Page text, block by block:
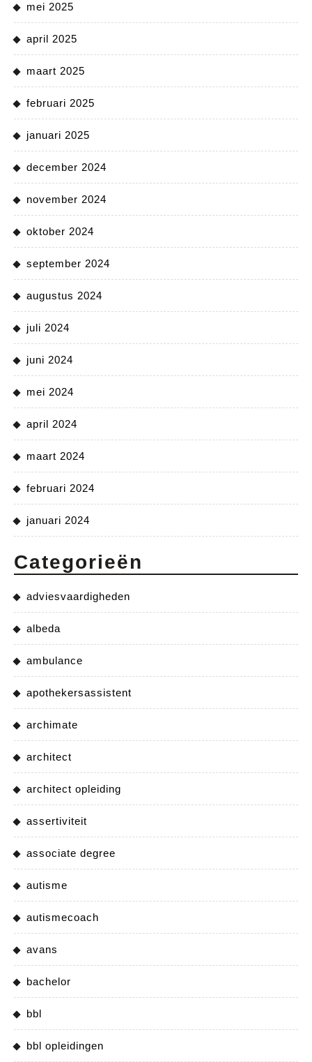
mei 2025
april 2025
maart 2025
februari 2025
januari 2025
december 2024
november 2024
oktober 2024
september 2024
augustus 2024
juli 2024
juni 2024
mei 2024
april 2024
maart 2024
februari 2024
januari 2024
Categorieën
adviesvaardigheden
albeda
ambulance
apothekersassistent
archimate
architect
architect opleiding
assertiviteit
associate degree
autisme
autismecoach
avans
bachelor
bbl
bbl opleidingen